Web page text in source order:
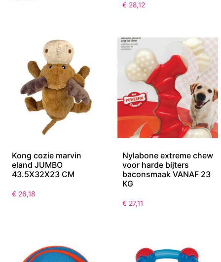
€ 28,12
Kong cozie marvin
eland JUMBO
43.5X32X23 CM
€ 26,18
Nylabone extreme chew
voor harde bijters
baconsmaak VANAF 23
KG
€ 27,11